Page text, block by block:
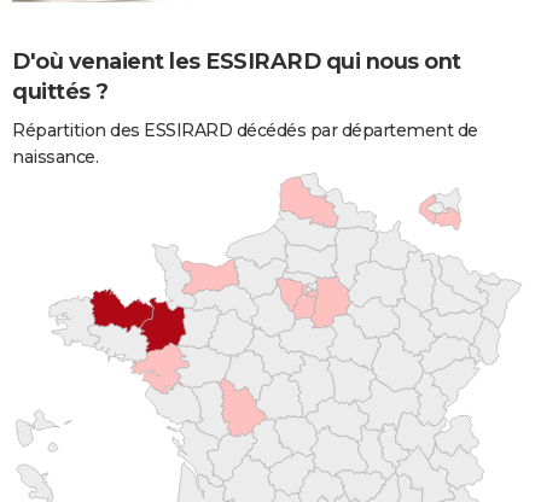
D'où venaient les ESSIRARD qui nous ont
quittés ?
Répartition des ESSIRARD décédés par département de
naissance.